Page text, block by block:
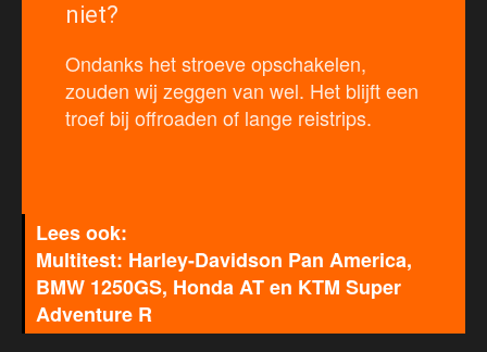
niet?
Ondanks het stroeve opschakelen,
zouden wij zeggen van wel. Het blijft een
troef bij offroaden of lange reistrips.
Multitest: Harley-Davidson Pan America,
BMW 1250GS, Honda AT en KTM Super
Adventure R